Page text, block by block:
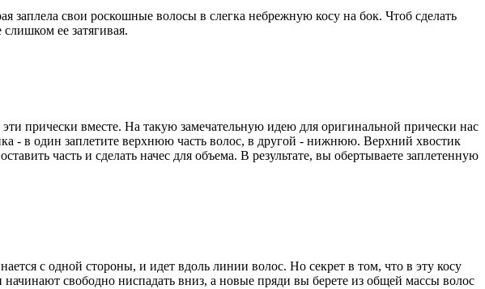
заплела свои роскошные волосы в слегка небрежную косу на бок. Чтоб сделать
ее затягивая.
прически вместе. На такую замечательную идею для оригинальной прически нас
- в один заплетите верхнюю часть волос, в другой - нижнюю. Верхний хвостик
часть и сделать начес для объема. В результате, вы обертываете заплетенную
с одной стороны, и идет вдоль линии волос. Но секрет в том, что в эту косу
свободно ниспадать вниз, а новые пряди вы берете из общей массы волос